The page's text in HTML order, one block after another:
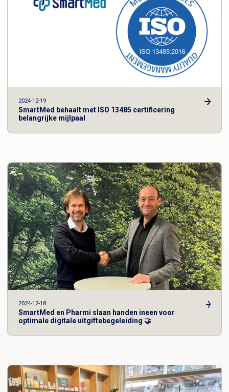
2024-12-19
SmartMed behaalt met ISO 13485 certificering
belangrijke mijlpaal
2024-12-18
SmartMed en Pharmi slaan handen ineen voor
optimale digitale uitgiftebegeleiding 🤝